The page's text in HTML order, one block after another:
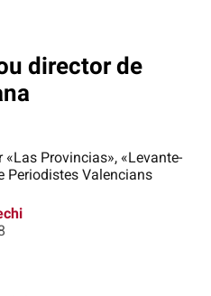
director de
Provincias», «Levante-
Periodistes Valencians